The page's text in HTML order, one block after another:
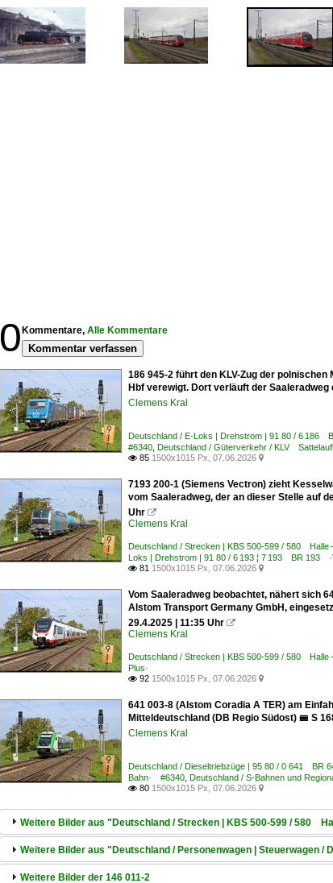
0 Kommentare, Alle Kommentare
Kommentar verfassen
186 945-2 führt den KLV-Zug der
Hbf verewigt. Dort verläuft der Saaleradweg
Clemens Kral
Deutschland / E-Loks | Drehstrom | 91 80 / 6 186
#6340 Deutschland / Güterverkehr / KLV
 85 1500x1015 Px, 07.06.2026 
7193 200-1 (Siemens Vectron) zieht
vom Saaleradweg, der an dieser Stelle auf
Uhr 
Clemens Kral
Deutschland / Strecken | KBS 500-599 / 580
Loks | Drehstrom | 91 80 / 6 193 ¦ 7 193 BR 193
 81 1500x1015 Px, 07.06.2026 
Vom Saaleradweg beobachtet, nähert sich
Alstom Transport Germany GmbH,
29.4.2025 | 11:35 Uhr 
Clemens Kral
Deutschland / Strecken | KBS 500-599 / 580
Plus·
 92 1500x1015 Px, 07.06.2026 
641 003-8 (Alstom Coradia A TER) am
Mitteldeutschland (DB Regio Südost) 🚝 S
Clemens Kral
Deutschland / Dieseltriebzüge | 95 80 / 0 641 BR
Bahn· #6340 Deutschland / S-Bahnen und
 80 1500x1015 Px, 07.06.2026 
Weitere Bilder aus "Deutschland / Strecken | KBS 500-599 / 580
Weitere Bilder aus "Deutschland / Personenwagen | Steuerwagen
Weitere Bilder der 146 011-2